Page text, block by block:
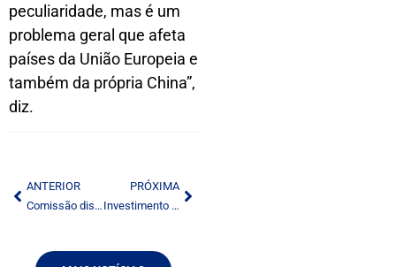
peculiaridade, mas é um
problema geral que afeta
países da União Europeia e
também da própria China”,
diz.
ANTERIOR
Comissão discutirá reforma da Lei de Direitos Autorais
PRÓXIMA
Investimento no recurso humano fará a diferença na TV